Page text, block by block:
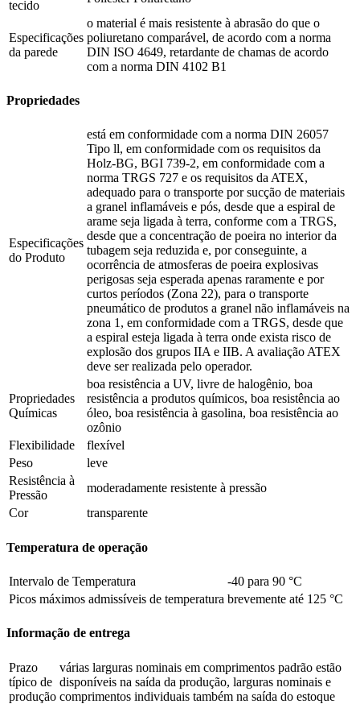
tecido
Especificações
da parede
o material é mais resistente à abrasão do que o
poliuretano comparável, de acordo com a norma
DIN ISO 4649, retardante de chamas de acordo
com a norma DIN 4102 B1
Propriedades
Especificações
do Produto
está em conformidade com a norma DIN 26057
Tipo ll, em conformidade com os requisitos da
Holz-BG, BGI 739-2, em conformidade com a
norma TRGS 727 e os requisitos da ATEX,
adequado para o transporte por sucção de materiais
a granel inflamáveis e pós, desde que a espiral de
arame seja ligada à terra, conforme com a TRGS,
desde que a concentração de poeira no interior da
tubagem seja reduzida e, por conseguinte, a
ocorrência de atmosferas de poeira explosivas
perigosas seja esperada apenas raramente e por
curtos períodos (Zona 22), para o transporte
pneumático de produtos a granel não inflamáveis na
zona 1, em conformidade com a TRGS, desde que
a espiral esteja ligada à terra onde exista risco de
explosão dos grupos IIA e IIB. A avaliação ATEX
deve ser realizada pelo operador.
Propriedades
Químicas
boa resistência a UV, livre de halogênio, boa
resistência a produtos químicos, boa resistência ao
óleo, boa resistência à gasolina, boa resistência ao
ozônio
Flexibilidade
flexível
Peso
leve
Resistência à
Pressão
moderadamente resistente à pressão
Cor
transparente
Temperatura de operação
Intervalo de Temperatura
-40 para 90 °C
Picos máximos admissíveis de temperatura brevemente até 125 °C
Informação de entrega
Prazo
típico de
produção
várias larguras nominais em comprimentos padrão estão
disponíveis na saída da produção, larguras nominais e
comprimentos individuais também na saída do estoque